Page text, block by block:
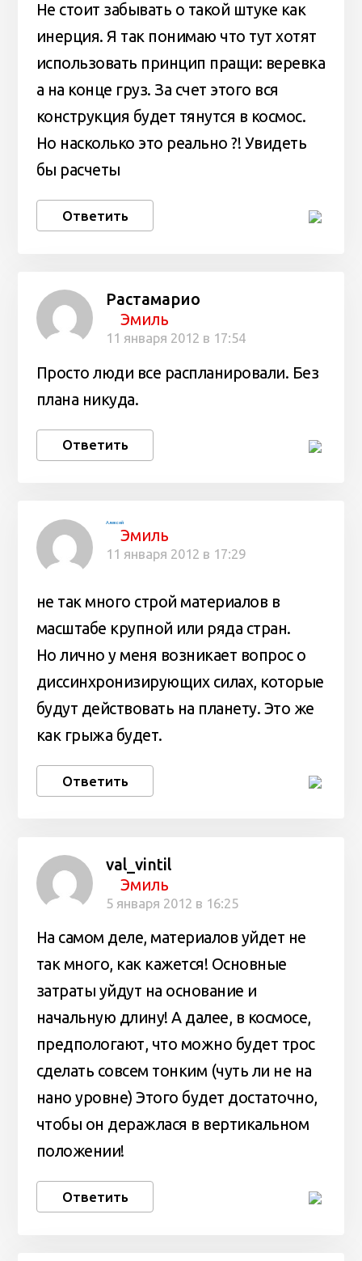
Не стоит забывать о такой штуке как
инерция. Я так понимаю что тут хотят
использовать принцип пращи: веревка
а на конце груз. За счет этого вся
конструкция будет тянутся в космос.
Но насколько это реально ?! Увидеть
бы расчеты
Ответить
Растамарио
Эмиль
11 января 2012 в 17:54
Просто люди все распланировали. Без
плана никуда.
Ответить
Алексей
Эмиль
11 января 2012 в 17:29
не так много строй материалов в
масштабе крупной или ряда стран.
Но лично у меня возникает вопрос о
диссинхронизирующих силах, которые
будут действовать на планету. Это же
как грыжа будет.
Ответить
val_vintil
Эмиль
5 января 2012 в 16:25
На самом деле, материалов уйдет не
так много, как кажется! Основные
затраты уйдут на основание и
начальную длину! А далее, в космосе,
предпологают, что можно будет трос
сделать совсем тонким (чуть ли не на
нано уровне) Этого будет достаточно,
чтобы он деражлася в вертикальном
положении!
Ответить